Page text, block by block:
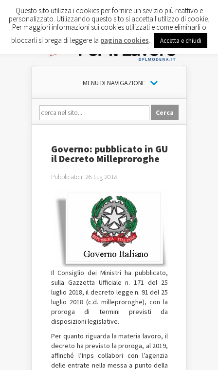
MENU DI NAVIGAZIONE
Governo: pubblicato in GU
il Decreto Milleproroghe
Pubblicato il 26 Lug 2018
Il Consiglio dei Ministri ha pubblicato,
sulla Gazzetta Ufficiale n. 171 del 25
luglio 2018, il decreto legge n. 91 del 25
luglio 2018 (c.d. milleproroghe), con la
proroga di termini previsti da
disposizioni legislative.
Per quanto riguarda la materia lavoro, il
decreto ha previsto la proroga, al 2019,
affinché l’Inps collabori con l’agenzia
delle entrate nella messa a punto della
Questo sito utilizza i cookies per fornire un sevizio più reattivo e
personalizzato. Utilizzando questo sito si accetta l'utilizzo di cookie.
Per maggiori informazioni sui cookies utilizzati e come eliminarli o
bloccarli si prega di leggere la pagina cookies Accetta e chiudi